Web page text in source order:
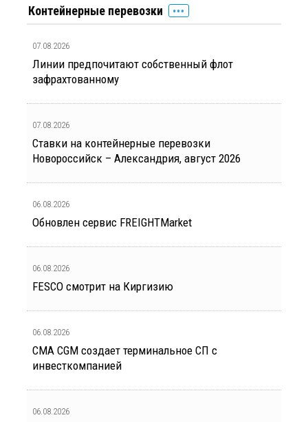
Контейнерные перевозки
07.08.2026
Линии предпочитают собственный флот
зафрахтованному
07.08.2026
Ставки на контейнерные перевозки
Новороссийск – Александрия, август 2026
06.08.2026
Обновлен сервис FREIGHTMarket
06.08.2026
FESCO смотрит на Киргизию
06.08.2026
CMA CGM создает терминальное СП с
инвесткомпанией
06.08.2026